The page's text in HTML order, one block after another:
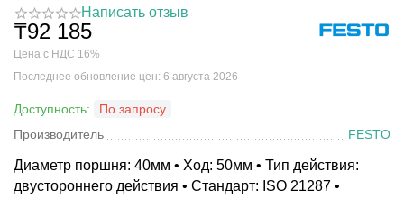
Написать отзыв
₸92 185
Цена с НДС 16%
Последнее обновление цен: 6 августа 2026
Доступность:
По запросу
Производитель
FESTO
Диаметр поршня: 40мм • Ход: 50мм • Тип действия:
двустороннего действия • Стандарт: ISO 21287 •